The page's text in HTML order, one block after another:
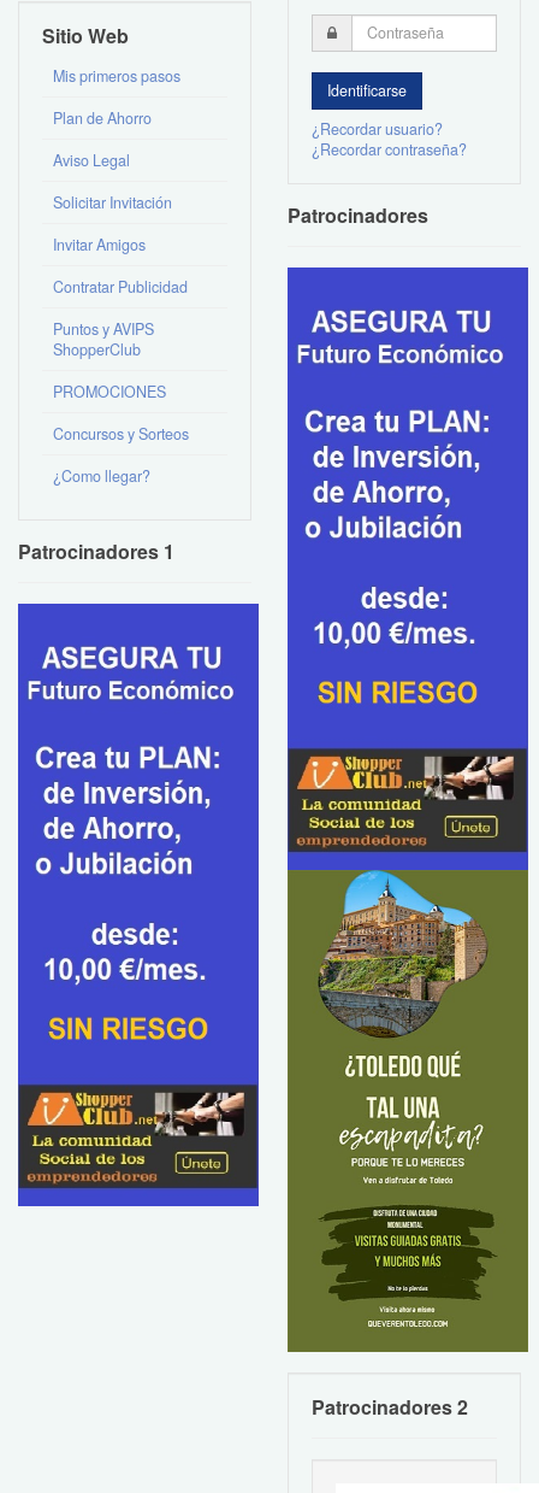
Sitio Web
Mis primeros pasos
Plan de Ahorro
Aviso Legal
Solicitar Invitación
Invitar Amigos
Contratar Publicidad
Puntos y AVIPS
ShopperClub
PROMOCIONES
Concursos y Sorteos
¿Como llegar?
Patrocinadores 1
¿Recordar usuario?
¿Recordar contraseña?
Patrocinadores
Patrocinadores 2